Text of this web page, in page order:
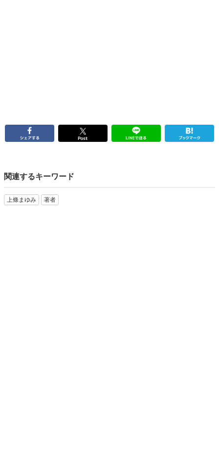
関連するキーワード
上條まゆみ 著者